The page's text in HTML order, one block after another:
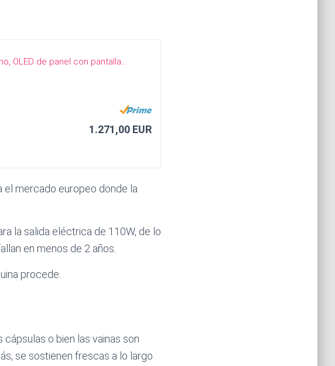
1.271,00 EUR
el mercado europeo donde la
la salida eléctrica de 110W, de lo
en menos de 2 años.
procede.
o bien las vainas son
se sostienen frescas a lo largo